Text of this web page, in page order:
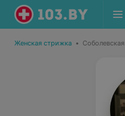
Женская стрижка •